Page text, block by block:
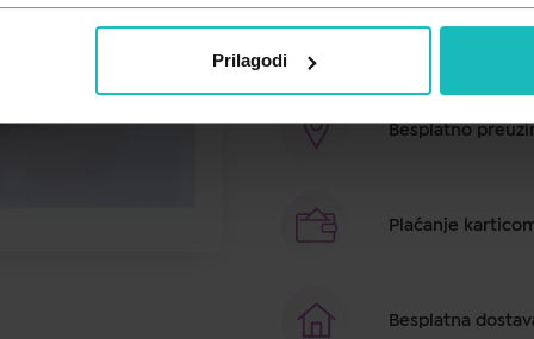
Prilagodi
Brza dostava u
Besplatno
Plaćanje
Besplatna